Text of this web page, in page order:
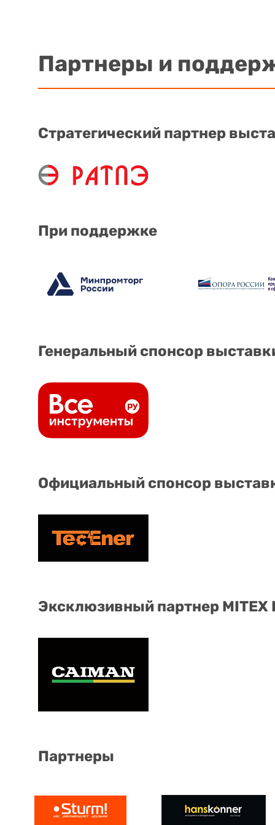
Партнеры и
Стратегический партнер
При поддержке
Генеральный спонсор
Официальный спонсор
Эксклюзивный партнер
Партнеры